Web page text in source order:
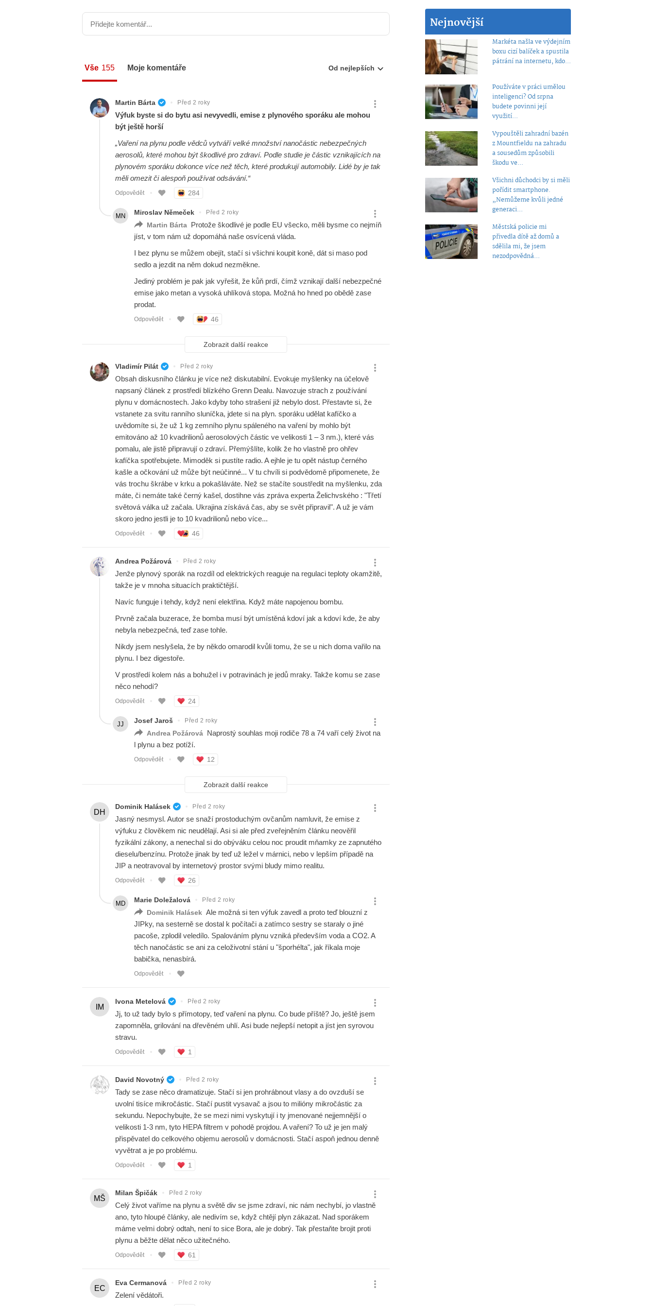
Nejnovější
Markéta našla ve výdejním
boxu cizí balíček a spustila
pátrání na internetu, kdo...
Používáte v práci umělou
inteligenci? Od srpna
budete povinni její
využití...
Vypouštěli zahradní bazén
z Mountfieldu na zahradu
a sousedům způsobili
škodu ve...
Všichni důchodci by si měli
pořídit smartphone.
„Nemůžeme kvůli jedné
generaci...
Městská policie mi
přivedla dítě až domů a
sdělila mi, že jsem
nezodpovědná...